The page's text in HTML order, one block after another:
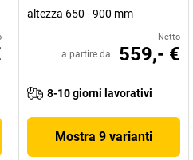
altezza 650 - 900 mm
Netto
a partire da 559,- €
8-10 giorni lavorativi
Mostra 9 varianti